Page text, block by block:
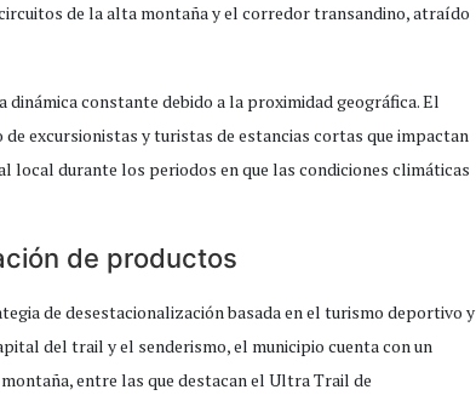
de la alta montaña y el corredor transandino, atraído
constante debido a la proximidad geográfica. El
excursionistas y turistas de estancias cortas que impactan
local durante los periodos en que las condiciones climáticas
de productos
de desestacionalización basada en el turismo deportivo y
del trail y el senderismo, el municipio cuenta con un
entre las que destacan el Ultra Trail de